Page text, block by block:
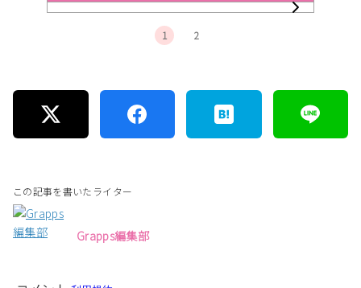
1 2
この記事を書いたライター
Grapps編集部